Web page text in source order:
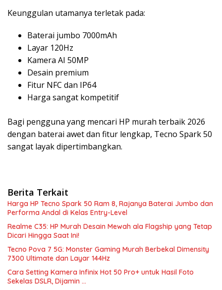
Keunggulan utamanya terletak pada:
Baterai jumbo 7000mAh
Layar 120Hz
Kamera AI 50MP
Desain premium
Fitur NFC dan IP64
Harga sangat kompetitif
Bagi pengguna yang mencari HP murah terbaik 2026
dengan baterai awet dan fitur lengkap, Tecno Spark 50
sangat layak dipertimbangkan.
Berita Terkait
Harga HP Tecno Spark 50 Ram 8, Rajanya Baterai Jumbo dan
Performa Andal di Kelas Entry-Level
Realme C35: HP Murah Desain Mewah ala Flagship yang Tetap
Dicari Hingga Saat Ini!
Tecno Pova 7 5G: Monster Gaming Murah Berbekal Dimensity
7300 Ultimate dan Layar 144Hz
Cara Setting Kamera Infinix Hot 50 Pro+ untuk Hasil Foto
Sekelas DSLR, Dijamin …